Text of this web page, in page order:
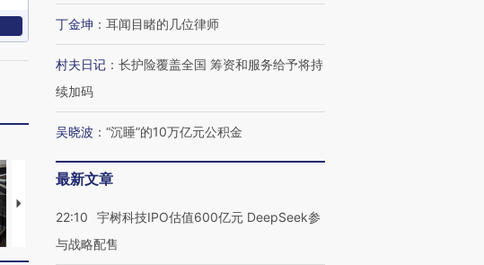
视线｜HYROX的吸金
术：是什么让中产们甘
心“花钱找虐”？
粒摇头丸 尿检体内含3种
度Z世代 用街头抗争将教
丁金坤 ： 耳闻目睹的几位律师
村夫日记 ： 长护险覆盖全国 筹资和服务给予将持
续加码
吴晓波 ： “沉睡”的10万亿元公积金
最新文章
22:10
宇树科技IPO估值600亿元 DeepSeek参
与战略配售